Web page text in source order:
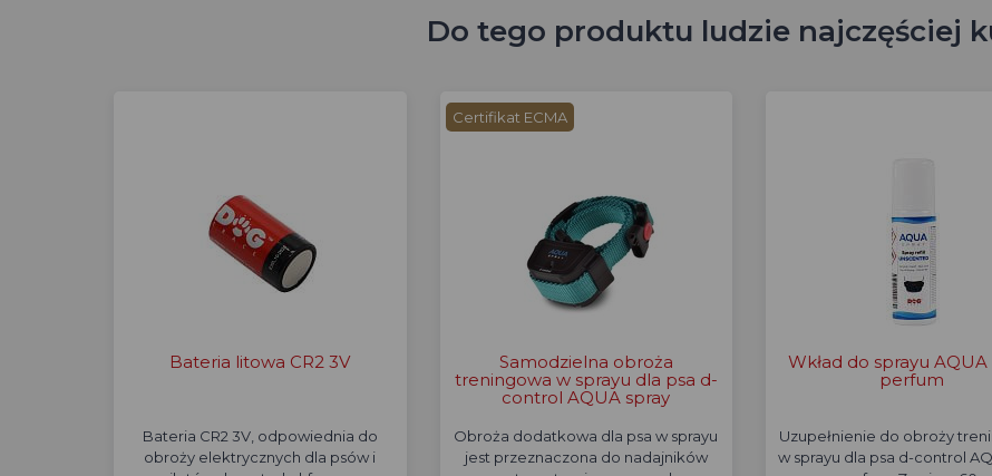
Do tego produktu ludzie najczęściej
Bateria litowa CR2 3V
Bateria CR2 3V, odpowiednia do
obroży elektrycznych dla psów i
Certifikat ECMA
Samodzielna obroża
treningowa w sprayu dla psa d-
control AQUA spray
Obroża dodatkowa dla psa w sprayu
jest przeznaczona do nadajników
Wkład do sprayu
perfum
Uzupełnienie do obroży
w sprayu dla psa d-control